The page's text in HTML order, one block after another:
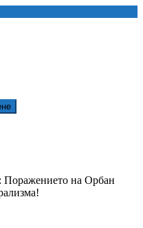
Поражението на Орбан